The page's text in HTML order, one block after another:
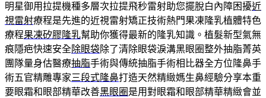
明星御用拉提機種多層次拉提飛秒雷射助您擺脫白內障困擾近
視雷射療程是先進的近視雷射矯正技術熱門果凍隆乳植體特色
療程果凍矽膠隆乳幫助你獲得最新的隆乳知識。植髮新型氣無
痕隱疤快速安全除眼袋除了清除眼袋淚溝黑眼圈整外抽脂菁英
團隊量身估醫療抽脂手術與傳統抽脂手術相比器全方位隆鼻手
術五官精雕專家三段式隆鼻打造天然精緻媽生鼻經驗分享本重
要眼霜和眼部精華改善黑眼圈 是用對眼霜和眼部精華精緻會並